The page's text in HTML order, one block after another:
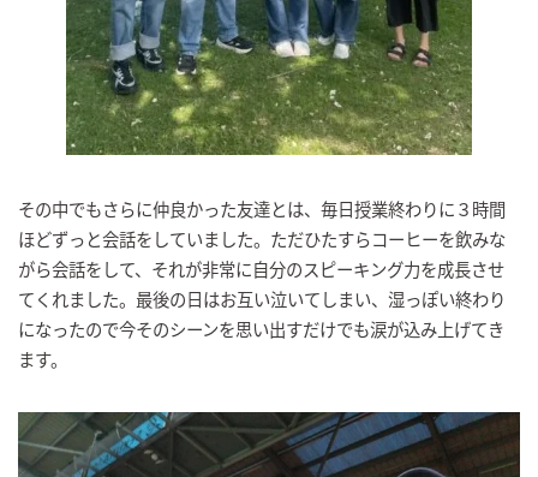
その中でもさらに仲良かった友達とは、毎日授業終わりに３時間
ほどずっと会話をしていました。ただひたすらコーヒーを飲みな
がら会話をして、それが非常に自分のスピーキング力を成長させ
てくれました。最後の日はお互い泣いてしまい、湿っぽい終わり
になったので今そのシーンを思い出すだけでも涙が込み上げてき
ます。